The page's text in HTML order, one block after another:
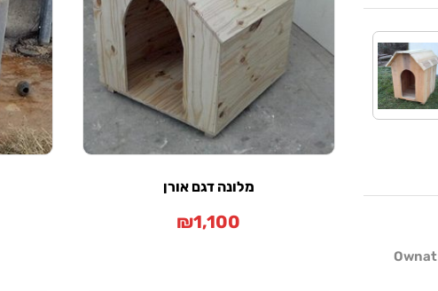
אוונט קלאסיק - Ownat
מלונה דגם אורן
₪1,100